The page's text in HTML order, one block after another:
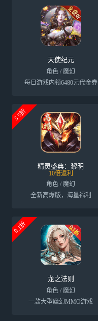
天使纪元
角色 / 魔幻
每日游戏内领6480元代金券
3.5折
精灵盛典：黎明
10倍返利
角色 / 魔幻
全新高爆版，海量福利
0.1折
龙之法则
角色 / 魔幻
一款大型魔幻MMO游戏